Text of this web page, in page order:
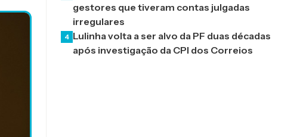
gestores que tiveram contas julgadas
irregulares
4 Lulinha volta a ser alvo da PF duas décadas
após investigação da CPI dos Correios